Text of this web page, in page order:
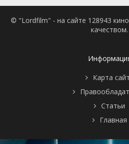
© "Lordfilm" - на сайте 128943
качеством.
Карта
Статьи
Главная